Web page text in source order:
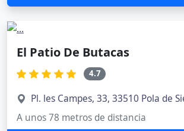
El Patio De Butacas
4.7
Pl. les Campes, 33, 33510 Pola de
A unos 78 metros de distancia